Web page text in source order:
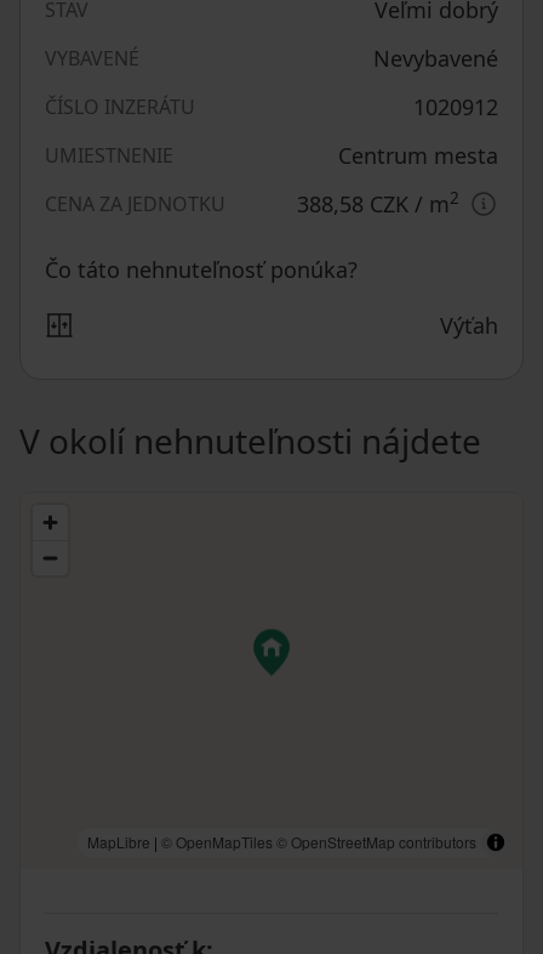
STAV Veľmi dobrý
VYBAVENÉ Nevybavené
ČÍSLO INZERÁTU 1020912
UMIESTNENIE Centrum mesta
CENA ZA JEDNOTKU 388,58 CZK / m2
Čo táto nehnuteľnosť ponúka?
Výťah
V okolí nehnuteľnosti nájdete
MapLibre | © OpenMapTiles © OpenStreetMap contributors